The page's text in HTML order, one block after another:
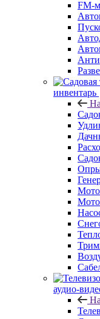
FM-
инвентарь
аудио-